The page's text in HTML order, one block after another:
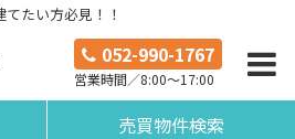
たい方必見！！
052-990-1767
営業時間／8:00～17:00
売買物件検索